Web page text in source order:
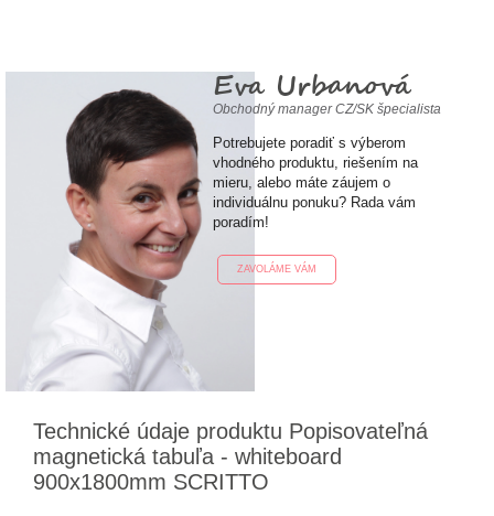
Eva Urbanová
Obchodný manager CZ/SK špecialista
Potrebujete poradiť s výberom
vhodného produktu, riešením na
mieru, alebo máte záujem o
individuálnu ponuku? Rada vám
poradím!
ZAVOLÁME VÁM
Technické údaje produktu Popisovateľná
magnetická tabuľa - whiteboard
900x1800mm SCRITTO